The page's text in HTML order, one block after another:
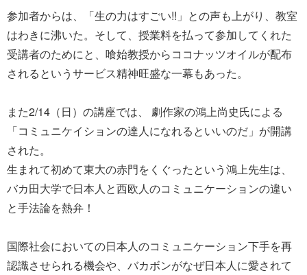
参加者からは、「生の力はすごい!!」との声も上がり、教室
はわきに沸いた。そして、授業料を払って参加してくれた
受講者のためにと、喰始教授からココナッツオイルが配布
されるというサービス精神旺盛な一幕もあった。
また2/14（日）の講座では、 劇作家の鴻上尚史氏による
「コミュニケイションの達人になれるといいのだ」が開講
された。
生まれて初めて東大の赤門をくぐったという鴻上先生は、
バカ田大学で日本人と西欧人のコミュニケーションの違い
と手法論を熱弁！
国際社会においての日本人のコミュニケーション下手を再
認識させられる機会や、バカボンがなぜ日本人に愛されて